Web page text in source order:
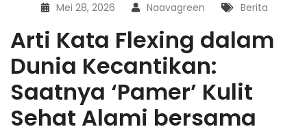
Mei 28, 2026 Naavagreen Berita
Arti Kata Flexing dalam
Dunia Kecantikan:
Saatnya ‘Pamer’ Kulit
Sehat Alami bersama